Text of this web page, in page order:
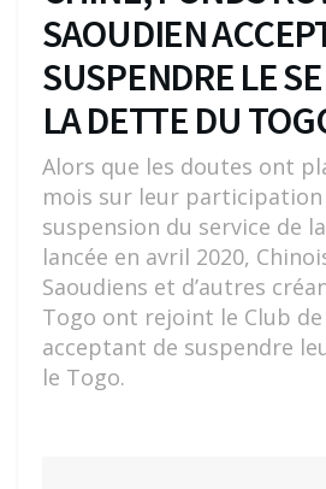
SAOUDIEN
SUSPENDRE LE
LA DETTE DU
Alors que les doutes ont
mois sur leur participation
suspension du service de
lancée en avril 2020,
Saoudiens et d’autres
Togo ont rejoint le Club de
acceptant de suspendre
le Togo.